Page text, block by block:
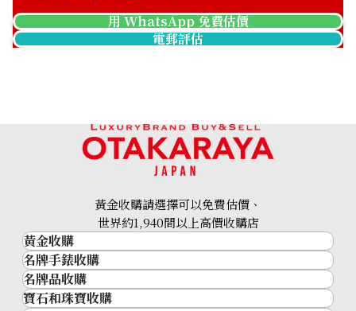
用 WhatsApp 免費估價
電郵評估
黃金收購請選擇可以免費估價、
世界約1,940間以上高價收購店
黃金收購
黃金･金條
金條
金幣及銀幣
名牌手錶收購
名牌手錶收購
勞力士 (Rolex)
名牌品收購
名牌品收購
寶石和珠寶收購